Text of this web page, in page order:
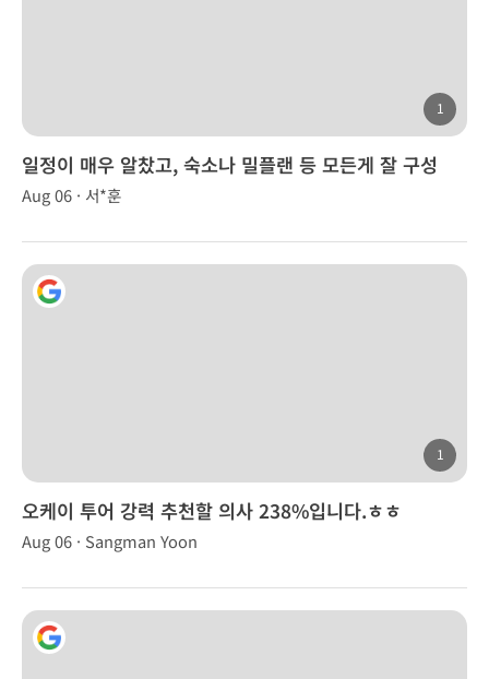
1
일정이 매우 알찼고, 숙소나 밀플랜 등 모든게 잘 구성
Aug 06 · 서*훈
1
오케이 투어 강력 추천할 의사 238%입니다.ㅎㅎ
Aug 06 · Sangman Yoon